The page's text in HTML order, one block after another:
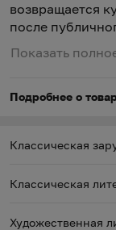
возвращается
после
Оленска очень
тайнами, и для
Ньюленд
Показать
Подробнее о
Классическая
Классическая
Художественная